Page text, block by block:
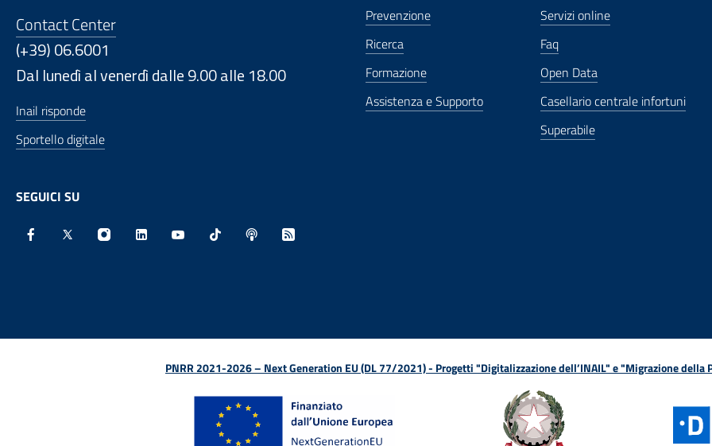
Contact Center
(+39) 06.6001
Dal lunedì al venerdì dalle 9.00 alle 18.00
Inail risponde
Sportello digitale
SEGUICI SU
Prevenzione
Ricerca
Formazione
Assistenza e Supporto
Servizi online
Faq
Open Data
Casellario centrale infortuni
Superabile
PNRR 2021-2026 – Next Generation EU (DL 77/2021) - Progetti "Digitalizzazione dell’INAIL" e "Migrazione della